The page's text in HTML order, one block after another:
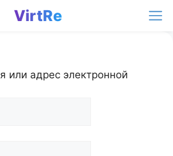
VirtRe
или адрес электронной